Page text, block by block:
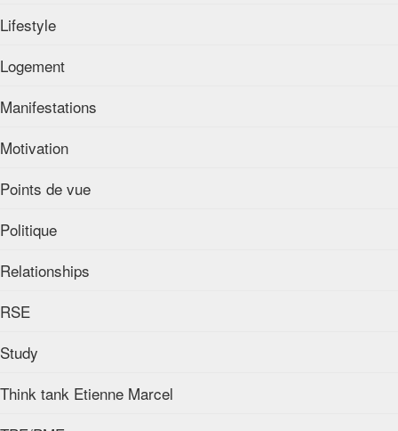
Lifestyle
Logement
Manifestations
Motivation
Points de vue
Politique
Relationships
RSE
Study
Think tank Etienne Marcel